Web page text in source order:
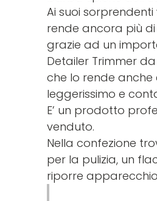
Ai suoi
rende ancora più
grazie ad un
Detailer Trimmer
che lo rende
leggerissimo e
E’ un prodotto
venduto.
Nella confezione
per la pulizia, un
riporre